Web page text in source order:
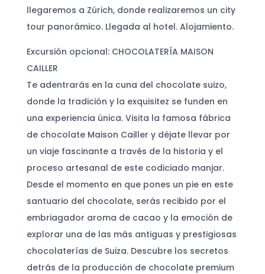
llegaremos a Zúrich, donde realizaremos un city
tour panorámico. Llegada al hotel. Alojamiento.
Excursión opcional: CHOCOLATERÍA MAISON
CAILLER
Te adentrarás en la cuna del chocolate suizo,
donde la tradición y la exquisitez se funden en
una experiencia única. Visita la famosa fábrica
de chocolate Maison Cailler y déjate llevar por
un viaje fascinante a través de la historia y el
proceso artesanal de este codiciado manjar.
Desde el momento en que pones un pie en este
santuario del chocolate, serás recibido por el
embriagador aroma de cacao y la emoción de
explorar una de las más antiguas y prestigiosas
chocolaterías de Suiza. Descubre los secretos
detrás de la producción de chocolate premium